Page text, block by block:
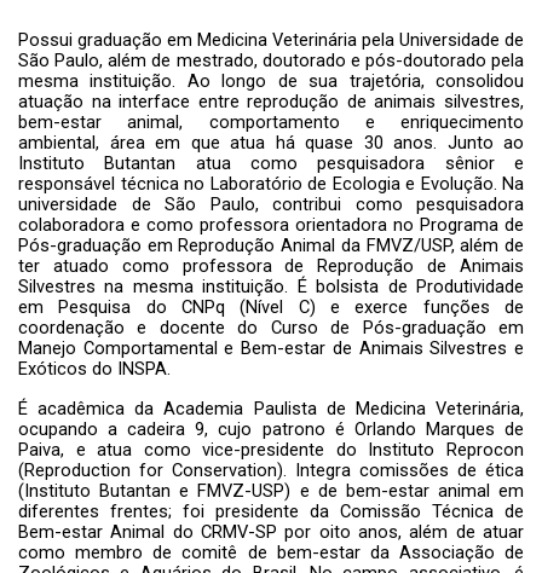
Possui graduação em Medicina Veterinária pela Universidade de
São Paulo, além de mestrado, doutorado e pós-doutorado pela
mesma instituição. Ao longo de sua trajetória, consolidou
atuação na interface entre reprodução de animais silvestres,
bem-estar animal, comportamento e enriquecimento
ambiental, área em que atua há quase 30 anos. Junto ao
Instituto Butantan atua como pesquisadora sênior e
responsável técnica no Laboratório de Ecologia e Evolução. Na
universidade de São Paulo, contribui como pesquisadora
colaboradora e como professora orientadora no Programa de
Pós-graduação em Reprodução Animal da FMVZ/USP, além de
ter atuado como professora de Reprodução de Animais
Silvestres na mesma instituição. É bolsista de Produtividade
em Pesquisa do CNPq (Nível C) e exerce funções de
coordenação e docente do Curso de Pós-graduação em
Manejo Comportamental e Bem-estar de Animais Silvestres e
Exóticos do INSPA.
É acadêmica da Academia Paulista de Medicina Veterinária,
ocupando a cadeira 9, cujo patrono é Orlando Marques de
Paiva, e atua como vice-presidente do Instituto Reprocon
(Reproduction for Conservation). Integra comissões de ética
(Instituto Butantan e FMVZ-USP) e de bem-estar animal em
diferentes frentes; foi presidente da Comissão Técnica de
Bem-estar Animal do CRMV-SP por oito anos, além de atuar
como membro de comitê de bem-estar da Associação de